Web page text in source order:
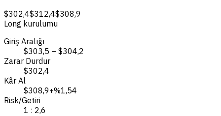
$302,4$312,4$308,9
Long kurulumu
Giriş Aralığı
$303,5 – $304,2
Zarar Durdur
$302,4
Kâr Al
$308,9+%1,54
Risk/Getiri
1 : 2,6